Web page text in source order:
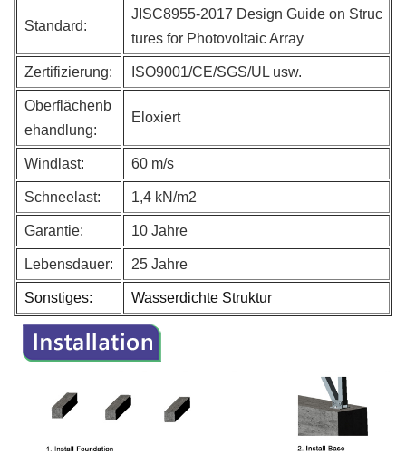
Standard:
JISC8955-2017 Design Guide on Struc
tures for Photovoltaic Array
Zertifizierung: ISO9001/CE/SGS/UL usw.
Oberflächenb
ehandlung:
Eloxiert
Windlast: 60 m/s
Schneelast: 1,4 kN/m2
Garantie: 10 Jahre
Lebensdauer: 25 Jahre
Sonstiges: Wasserdichte Struktur